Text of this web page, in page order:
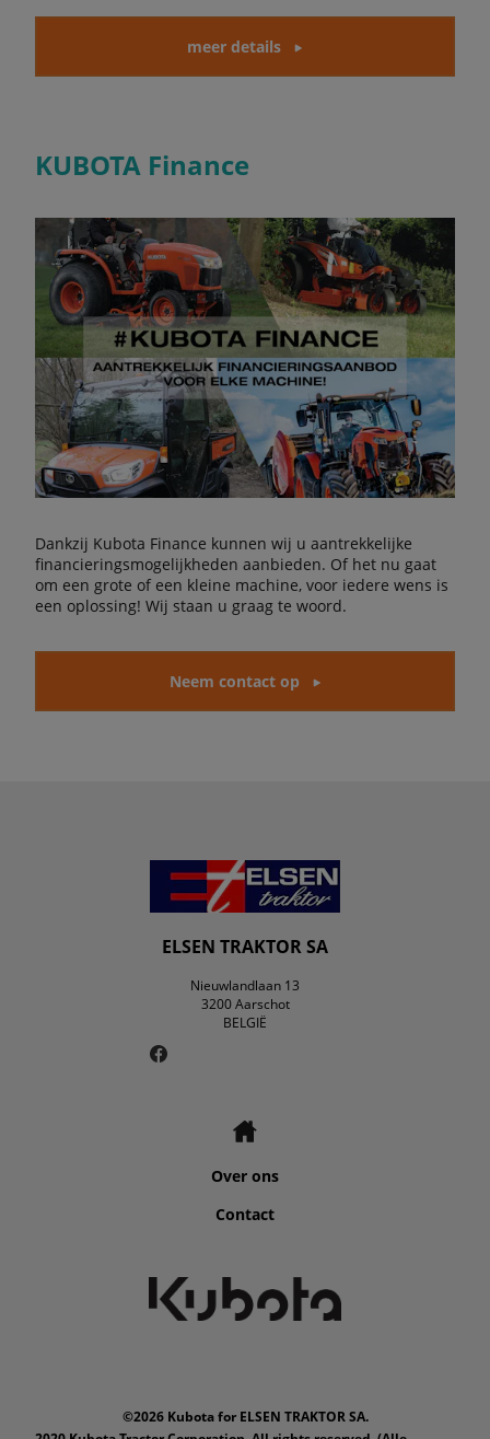
meer details
KUBOTA Finance
Dankzij Kubota Finance kunnen wij u aantrekkelijke
financieringsmogelijkheden aanbieden. Of het nu gaat
om een grote of een kleine machine, voor iedere wens is
een oplossing! Wij staan u graag te woord.
Neem contact op
ELSEN TRAKTOR SA
Nieuwlandlaan 13
3200 Aarschot
BELGIË
Over ons
Contact
©2026 Kubota for ELSEN TRAKTOR SA.